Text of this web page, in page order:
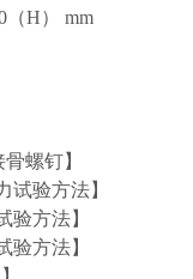
（H） mm
螺钉】
试验方法】
验方法】
验方法】